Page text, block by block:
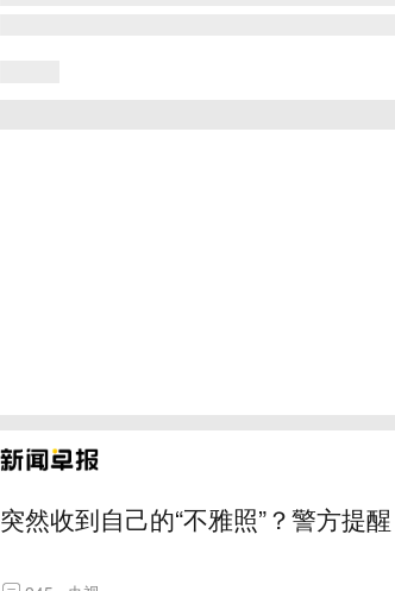
突然收到自己的“不雅照”？警方提